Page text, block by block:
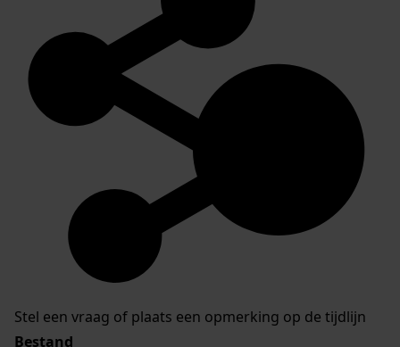
Stel een vraag of plaats een opmerking op de tijdlijn
Bestand